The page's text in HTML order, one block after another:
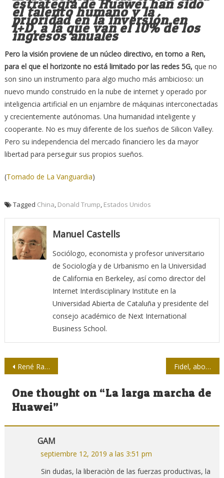
estrategia de Huawei han sido
el talento humano y la
prioridad en la inversión en
I+D, a la que van el 10% de los
ingresos anuales
Pero la visión proviene de un núcleo directivo, en torno a Ren,
para el que el horizonte no está limitado por las redes 5G, que no
son sino un instrumento para algo mucho más ambicioso: un
nuevo mundo construido en la nube de internet y operado por
inteligencia artificial en un enjambre de máquinas inter­conectadas
y crecientemente autónomas. Una humanidad inteligente y
cooperante. No es muy diferente de los ­sueños de Silicon Valley.
Pero su independencia del mercado financiero les da mayor
libertad para perseguir sus propios sueños.
(Tomado de La Vanguardia)
Tagged China Donald Trump Estados Unidos
Manuel Castells
Sociólogo, economista y profesor universitario
de Sociología y de Urbanismo en la Universidad
de California en Berkeley, así como director del
Internet Interdisciplinary Institute en la
Universidad Abierta de Cataluña y presidente del
consejo académico de Next International
Business School.
Navegación
de
entradas
René Ramírez intercambió con estudiantes y periodistas cubanos Fidel, abogado del mundo
One thought on “La larga marcha de
Huawei”
GAM
septiembre 12, 2019 a las 3:51 pm
Sin dudas, la liberaciòn de las fuerzas productivas, la